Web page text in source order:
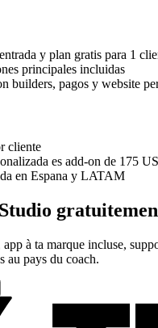
y plan gratis para 1
principales incluidas
builders, pagos y website
cliente
es add-on de 175
en Espana y LATAM
à ta marque incluse,
au pays du coach.